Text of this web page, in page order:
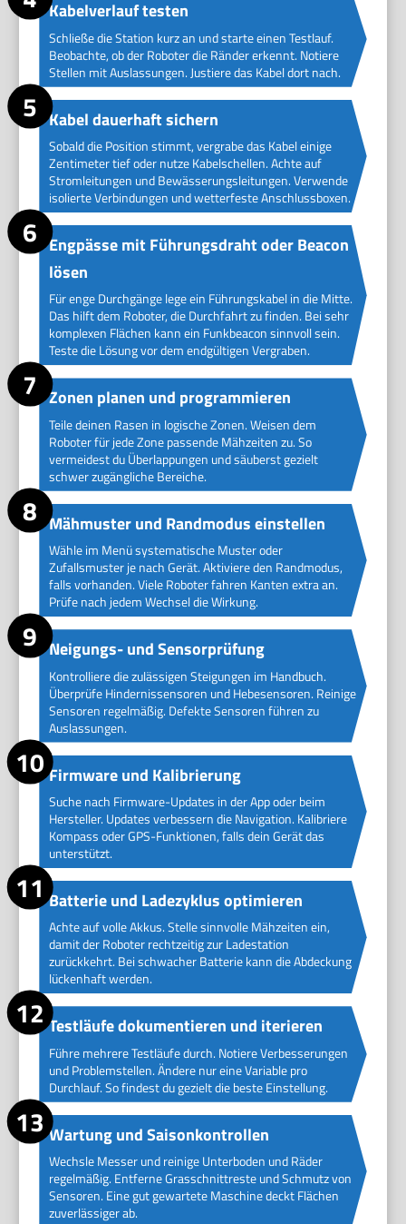
Kabelverlauf testen
Schließe die Station kurz an und starte einen Testlauf.
Beobachte, ob der Roboter die Ränder erkennt. Notiere
Stellen mit Auslassungen. Justiere das Kabel dort nach.
Kabel dauerhaft sichern
Sobald die Position stimmt, vergrabe das Kabel einige
Zentimeter tief oder nutze Kabelschellen. Achte auf
Stromleitungen und Bewässerungsleitungen. Verwende
isolierte Verbindungen und wetterfeste Anschlussboxen.
Engpässe mit Führungsdraht oder Beacon
lösen
Für enge Durchgänge lege ein Führungskabel in die Mitte.
Das hilft dem Roboter, die Durchfahrt zu finden. Bei sehr
komplexen Flächen kann ein Funkbeacon sinnvoll sein.
Teste die Lösung vor dem endgültigen Vergraben.
Zonen planen und programmieren
Teile deinen Rasen in logische Zonen. Weisen dem
Roboter für jede Zone passende Mähzeiten zu. So
vermeidest du Überlappungen und säuberst gezielt
schwer zugängliche Bereiche.
Mähmuster und Randmodus einstellen
Wähle im Menü systematische Muster oder
Zufallsmuster je nach Gerät. Aktiviere den Randmodus,
falls vorhanden. Viele Roboter fahren Kanten extra an.
Prüfe nach jedem Wechsel die Wirkung.
Neigungs- und Sensorprüfung
Kontrolliere die zulässigen Steigungen im Handbuch.
Überprüfe Hindernissensoren und Hebesensoren. Reinige
Sensoren regelmäßig. Defekte Sensoren führen zu
Auslassungen.
Firmware und Kalibrierung
Suche nach Firmware-Updates in der App oder beim
Hersteller. Updates verbessern die Navigation. Kalibriere
Kompass oder GPS-Funktionen, falls dein Gerät das
unterstützt.
Batterie und Ladezyklus optimieren
Achte auf volle Akkus. Stelle sinnvolle Mähzeiten ein,
damit der Roboter rechtzeitig zur Ladestation
zurückkehrt. Bei schwacher Batterie kann die Abdeckung
lückenhaft werden.
Testläufe dokumentieren und iterieren
Führe mehrere Testläufe durch. Notiere Verbesserungen
und Problemstellen. Ändere nur eine Variable pro
Durchlauf. So findest du gezielt die beste Einstellung.
Wartung und Saisonkontrollen
Wechsle Messer und reinige Unterboden und Räder
regelmäßig. Entferne Grasschnittreste und Schmutz von
Sensoren. Eine gut gewartete Maschine deckt Flächen
zuverlässiger ab.